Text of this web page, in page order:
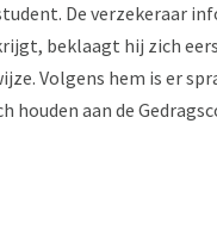
De verzekeraar
beklaagt hij zich
Volgens hem is er
houden aan de